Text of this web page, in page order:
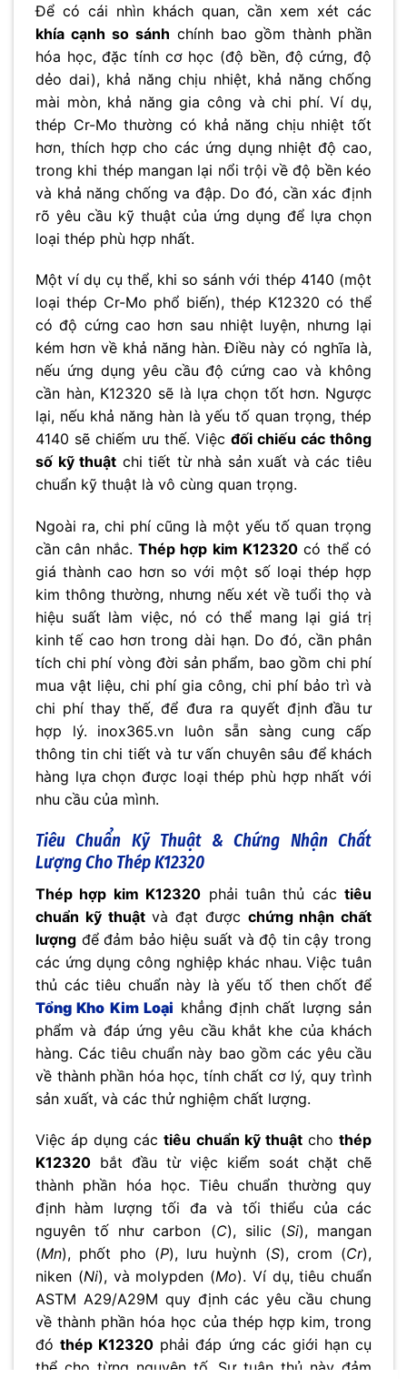
Để có cái nhìn khách quan, cần xem xét các
khía cạnh so sánh chính bao gồm thành phần
hóa học, đặc tính cơ học (độ bền, độ cứng, độ
dẻo dai), khả năng chịu nhiệt, khả năng chống
mài mòn, khả năng gia công và chi phí. Ví dụ,
thép Cr-Mo thường có khả năng chịu nhiệt tốt
hơn, thích hợp cho các ứng dụng nhiệt độ cao,
trong khi thép mangan lại nổi trội về độ bền kéo
và khả năng chống va đập. Do đó, cần xác định
rõ yêu cầu kỹ thuật của ứng dụng để lựa chọn
loại thép phù hợp nhất.
Một ví dụ cụ thể, khi so sánh với thép 4140 (một
loại thép Cr-Mo phổ biến), thép K12320 có thể
có độ cứng cao hơn sau nhiệt luyện, nhưng lại
kém hơn về khả năng hàn. Điều này có nghĩa là,
nếu ứng dụng yêu cầu độ cứng cao và không
cần hàn, K12320 sẽ là lựa chọn tốt hơn. Ngược
lại, nếu khả năng hàn là yếu tố quan trọng, thép
4140 sẽ chiếm ưu thế. Việc đối chiếu các thông
số kỹ thuật chi tiết từ nhà sản xuất và các tiêu
chuẩn kỹ thuật là vô cùng quan trọng.
Ngoài ra, chi phí cũng là một yếu tố quan trọng
cần cân nhắc. Thép hợp kim K12320 có thể có
giá thành cao hơn so với một số loại thép hợp
kim thông thường, nhưng nếu xét về tuổi thọ và
hiệu suất làm việc, nó có thể mang lại giá trị
kinh tế cao hơn trong dài hạn. Do đó, cần phân
tích chi phí vòng đời sản phẩm, bao gồm chi phí
mua vật liệu, chi phí gia công, chi phí bảo trì và
chi phí thay thế, để đưa ra quyết định đầu tư
hợp lý. inox365.vn luôn sẵn sàng cung cấp
thông tin chi tiết và tư vấn chuyên sâu để khách
hàng lựa chọn được loại thép phù hợp nhất với
nhu cầu của mình.
Tiêu Chuẩn Kỹ Thuật & Chứng Nhận Chất
Lượng Cho Thép K12320
Thép hợp kim K12320 phải tuân thủ các tiêu
chuẩn kỹ thuậtvà đạt được chứng nhận chất
lượng để đảm bảo hiệu suất và độ tin cậy trong
các ứng dụng công nghiệp khác nhau. Việc tuân
thủ các tiêu chuẩn này là yếu tố then chốt để
Tổng Kho Kim Loại khẳng định chất lượng sản
phẩm và đáp ứng yêu cầu khắt khe của khách
hàng. Các tiêu chuẩn này bao gồm các yêu cầu
về thành phần hóa học, tính chất cơ lý, quy trình
sản xuất, và các thử nghiệm chất lượng.
Việc áp dụng cáctiêu chuẩn kỹ thuậtchothép
K12320 bắt đầu từ việc kiểm soát chặt chẽ
thành phần hóa học. Tiêu chuẩn thường quy
định hàm lượng tối đa và tối thiểu của các
nguyên tố như carbon (C), silic (Si), mangan
(Mn), phốt pho (P), lưu huỳnh (S), crom (Cr),
niken (Ni), và molypden (Mo). Ví dụ, tiêu chuẩn
ASTM A29/A29M quy định các yêu cầu chung
về thành phần hóa học của thép hợp kim, trong
đóthép K12320 phải đáp ứng các giới hạn cụ
thể cho từng nguyên tố. Sự tuân thủ này đảm